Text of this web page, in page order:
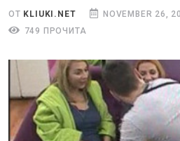
ОТ KLIUKI.NET NOVEMBER 26,
749 ПРОЧИТА